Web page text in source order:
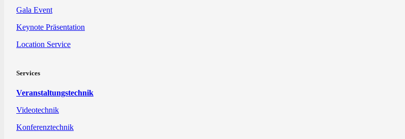
Gala Event
Keynote Präsentation
Location Service
Services
Veranstaltungstechnik
Videotechnik
Konferenztechnik